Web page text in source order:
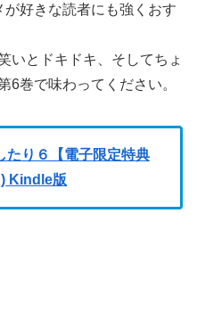
好きな読者にも強くおす
いとドキドキ、そしてちょ
6巻で味わってください。
たり６【電子限定特典
Kindle版